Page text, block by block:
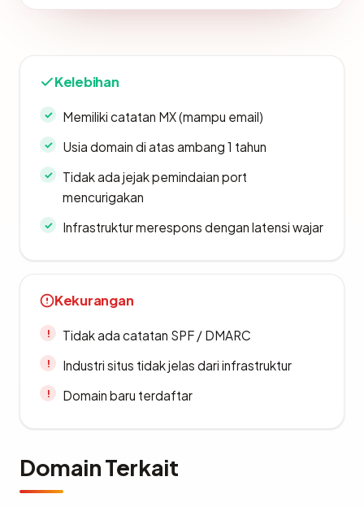
Kelebihan
Memiliki catatan MX (mampu email)
Usia domain di atas ambang 1 tahun
Tidak ada jejak pemindaian port
mencurigakan
Infrastruktur merespons dengan latensi wajar
Kekurangan
Tidak ada catatan SPF / DMARC
Industri situs tidak jelas dari infrastruktur
Domain baru terdaftar
Domain Terkait